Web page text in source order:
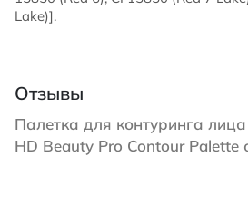
Lake)].
Отзывы
Палетка для контуринга лица
HD Beauty Pro Contour Palette